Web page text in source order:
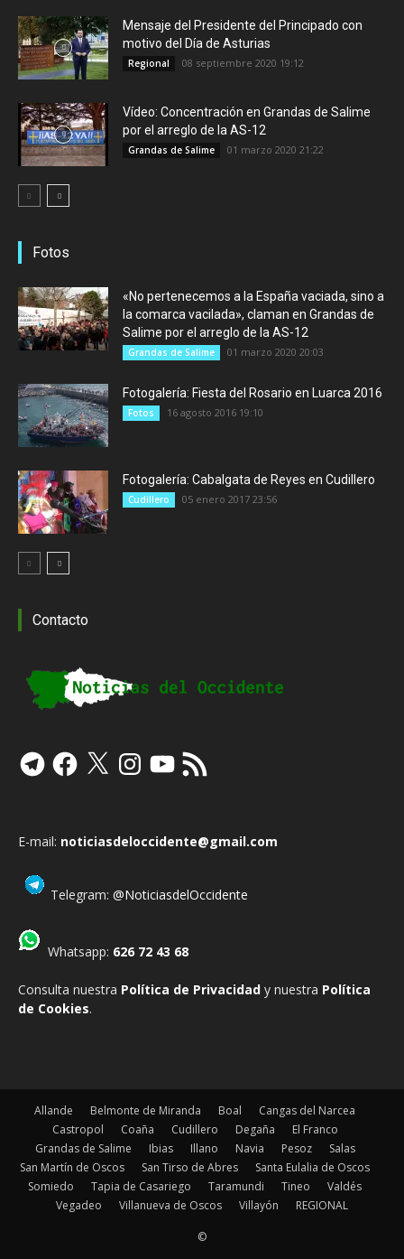
Mensaje del Presidente del Principado con
motivo del Día de Asturias
Regional 08 septiembre 2020 19:12
Vídeo: Concentración en Grandas de Salime
por el arreglo de la AS-12
Grandas de Salime 01 marzo 2020 21:22
Fotos
«No pertenecemos a la España vaciada, sino a
la comarca vacilada», claman en Grandas de
Salime por el arreglo de la AS-12
Grandas de Salime 01 marzo 2020 20:03
Fotogalería: Fiesta del Rosario en Luarca 2016
Fotos 16 agosto 2016 19:10
Fotogalería: Cabalgata de Reyes en Cudillero
Cudillero 05 enero 2017 23:56
Contacto
TelegramFacebook
X InstagramYouTube
Feed
RSS
E-mail: noticiasdeloccidente@gmail.com
Telegram: @NoticiasdelOccidente
Whatsapp: 626 72 43 68
Consulta nuestra Política de Privacidad y nuestra Política
de Cookies.
Allande Belmonte de Miranda Boal
Cangas del Narcea
Castropol
Coaña Cudillero Degaña
El Franco
Grandas de Salime
Ibias Illano Navia Pesoz
Salas
San Martín de Oscos
San Tirso de Abres
Santa Eulalia de Oscos
Somiedo
Tapia de Casariego Taramundi Tineo
Valdés
Vegadeo
Villanueva de Oscos Villayón REGIONAL
©